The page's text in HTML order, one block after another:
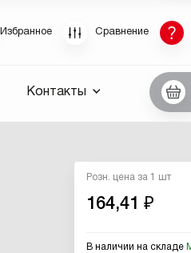
Избранное Сравнение
Контакты
Розн. цена за 1 шт
164,41 ₽
В наличии на складе
Восстановление
вы забыли пароль, введите E-
пароля, а также ваши
высланы вам по E-Mail.
ссылку для